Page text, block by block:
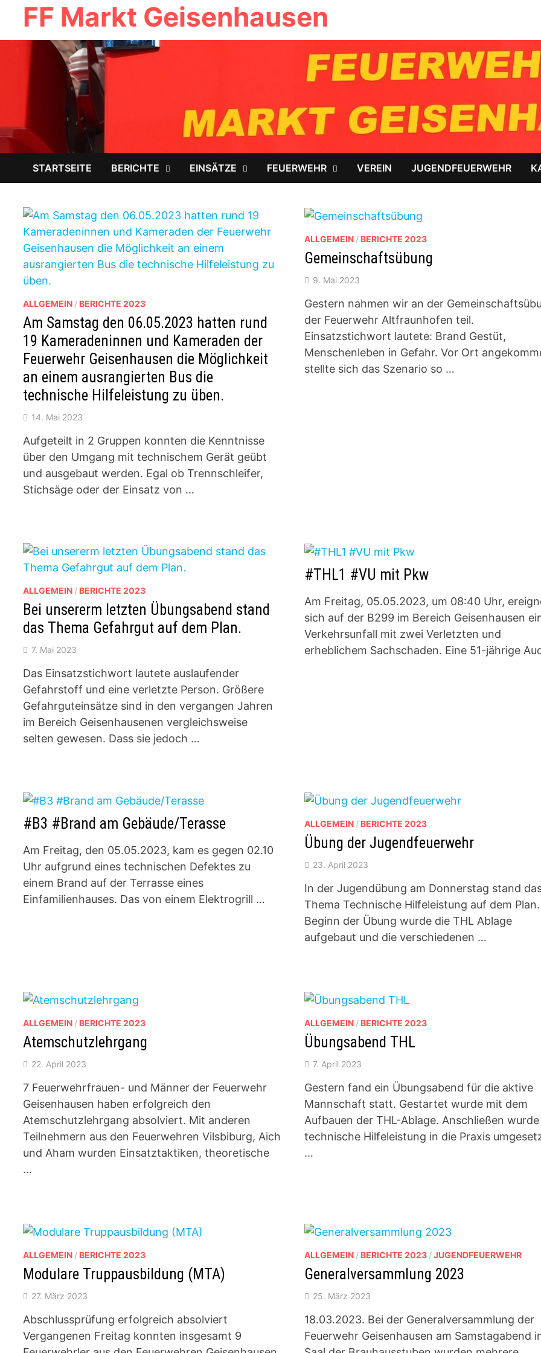
Inhalt
springen
FF Markt Geisenhausen
STARTSEITE BERICHTE EINSÄTZE FEUERWEHR VEREIN JUGENDFEUERWEHR
ALLGEMEIN / BERICHTE 2023
Am Samstag den 06.05.2023 hatten rund
19 Kameradeninnen und Kameraden der
Feuerwehr Geisenhausen die Möglichkeit
an einem ausrangierten Bus die
technische Hilfeleistung zu üben.
14. Mai 2023
Aufgeteilt in 2 Gruppen konnten die Kenntnisse
über den Umgang mit technischem Gerät geübt
und ausgebaut werden. Egal ob Trennschleifer,
Stichsäge oder der Einsatz von …
ALLGEMEIN/ BERICHTE 2023
Gemeinschaftsübung
9. Mai 2023
Gestern nahmen wir an der
der Feuerwehr Altfraunhofen teil.
Einsatzstichwort lautete: Brand Gestüt,
Menschenleben in Gefahr. Vor Ort
stellte sich das Szenario so …
ALLGEMEIN / BERICHTE 2023
Bei unsererm letzten Übungsabend stand
das Thema Gefahrgut auf dem Plan.
7. Mai 2023
Das Einsatzstichwort lautete auslaufender
Gefahrstoff und eine verletzte Person. Größere
Gefahrguteinsätze sind in den vergangen Jahren
im Bereich Geisenhausenen vergleichsweise
selten gewesen. Dass sie jedoch …
#THL1 #VU mit Pkw
Am Freitag, 05.05.2023, um 08:40 Uhr,
sich auf der B299 im Bereich Geisenhausen
Verkehrsunfall mit zwei Verletzten und
erheblichem Sachschaden. Eine 51-jährige
#B3 #Brand am Gebäude/Terasse
Am Freitag, den 05.05.2023, kam es gegen 02.10
Uhr aufgrund eines technischen Defektes zu
einem Brand auf der Terrasse eines
Einfamilienhauses. Das von einem Elektrogrill …
ALLGEMEIN/ BERICHTE 2023
Übung der Jugendfeuerwehr
23. April 2023
In der Jugendübung am Donnerstag stand
Thema Technische Hilfeleistung auf dem Plan.
Beginn der Übung wurde die THL Ablage
aufgebaut und die verschiedenen …
ALLGEMEIN / BERICHTE 2023
Atemschutzlehrgang
22. April 2023
7 Feuerwehrfrauen- und Männer der Feuerwehr
Geisenhausen haben erfolgreich den
Atemschutzlehrgang absolviert. Mit anderen
Teilnehmern aus den Feuerwehren Vilsbiburg, Aich
und Aham wurden Einsatztaktiken, theoretische
…
ALLGEMEIN/ BERICHTE 2023
Übungsabend THL
7. April 2023
Gestern fand ein Übungsabend für die aktive
Mannschaft statt. Gestartet wurde mit dem
Aufbauen der THL-Ablage. Anschließen
technische Hilfeleistung in die Praxis
…
ALLGEMEIN / BERICHTE 2023
Modulare Truppausbildung (MTA)
27. März 2023
Abschlussprüfung erfolgreich absolviert
Vergangenen Freitag konnten insgesamt 9
ALLGEMEIN/ BERICHTE 2023/JUGENDFEUERWEHR
Generalversammlung 2023
25. März 2023
18.03.2023. Bei der Generalversammlung der
Feuerwehr Geisenhausen am Samstagabend